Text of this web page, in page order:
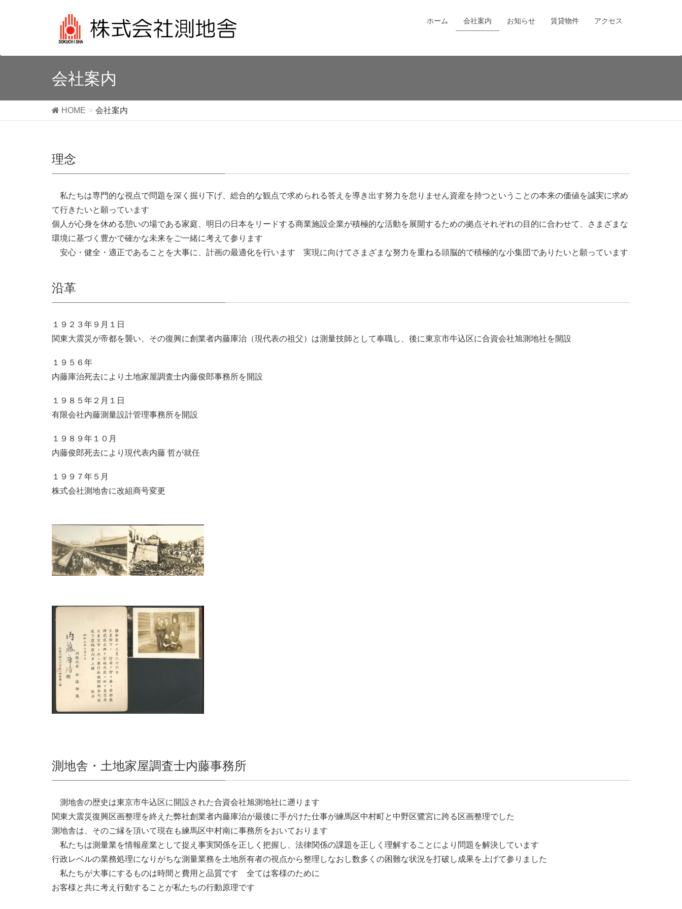
ホーム 会社案内 お知らせ 賃貸物件 アクセス
会社案内
HOME 会社案内
理念
私たちは専門的な視点で問題を深く掘り下げ、総合的な観点で求められる答えを導き出す努力を怠りません資産を持つということの本来の価値を誠実に求め
て行きたいと願っています
個人が心身を休める憩いの場である家庭、明日の日本をリードする商業施設企業が積極的な活動を展開するための拠点それぞれの目的に合わせて、さまざまな
環境に基づく豊かで確かな未来をご一緒に考えて参ります
安心・健全・適正であることを大事に、計画の最適化を行います 実現に向けてさまざまな努力を重ねる頭脳的で積極的な小集団でありたいと願っています
沿革
１９２３年９月１日
関東大震災が帝都を襲い、その復興に創業者内藤庫治（現代表の祖父）は測量技師として奉職し、後に東京市牛込区に合資会社旭測地社を開設
１９５６年
内藤庫治死去により土地家屋調査士内藤俊郎事務所を開設
１９８５年２月１日
有限会社内藤測量設計管理事務所を開設
１９８９年１０月
内藤俊郎死去により現代表内藤 哲が就任
１９９７年５月
株式会社測地舎に改組商号変更
測地舎・土地家屋調査士内藤事務所
測地舎の歴史は東京市牛込区に開設された合資会社旭測地社に遡ります
関東大震災復興区画整理を終えた弊社創業者内藤庫治が最後に手がけた仕事が練馬区中村町と中野区鷺宮に跨る区画整理でした
測地舎は、そのご縁を頂いて現在も練馬区中村南に事務所をおいております
私たちは測量業を情報産業として捉え事実関係を正しく把握し、法律関係の課題を正しく理解することにより問題を解決しています
行政レベルの業務処理になりがちな測量業務を土地所有者の視点から整理しなおし数多くの困難な状況を打破し成果を上げて参りました
私たちが大事にするものは時間と費用と品質です 全ては客様のために
お客様と共に考え行動することが私たちの行動原理です